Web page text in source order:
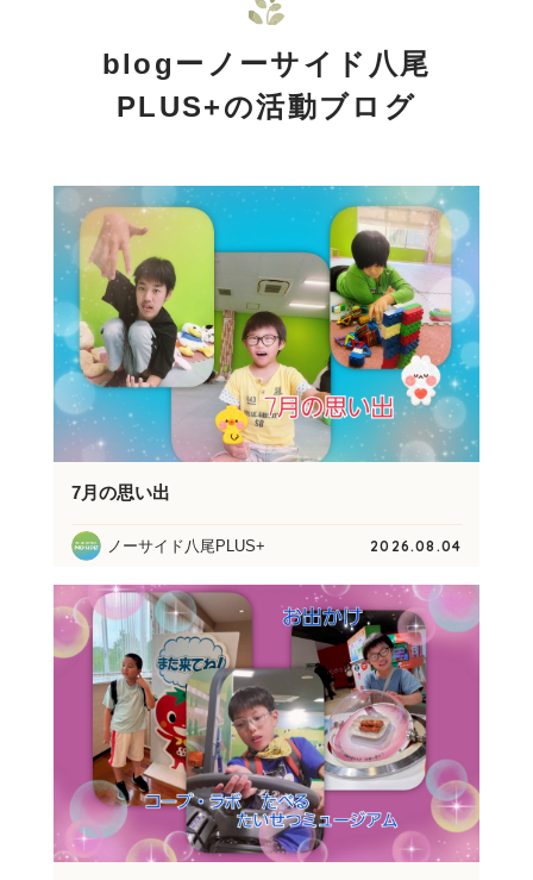
blogーノーサイド八尾
PLUS+の活動ブログ
7月の思い出
ノーサイド八尾PLUS+ 2026.08.04